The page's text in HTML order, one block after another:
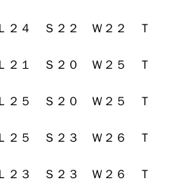
２４ Ｓ２２ Ｗ２２ Ｔ
２１ Ｓ２０ Ｗ２５ Ｔ
２５ Ｓ２０ Ｗ２５ Ｔ
５ Ｓ２３ Ｗ２６ Ｔ
２３ Ｓ２３ Ｗ２６ Ｔ